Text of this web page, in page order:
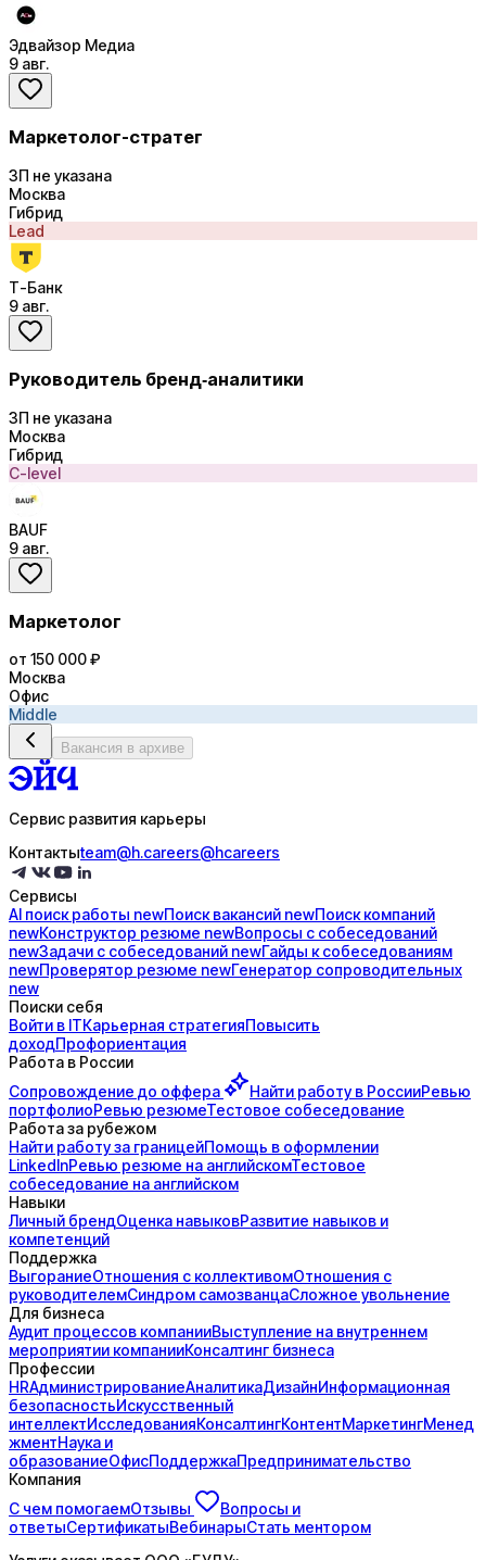
Эдвайзор Медиа
9 авг.
Маркетолог-стратег
ЗП не указана
Москва
Гибрид
Lead
Т-Банк
9 авг.
Руководитель бренд‑аналитики
ЗП не указана
Москва
Гибрид
C-level
BAUF
9 авг.
Маркетолог
от 150 000 ₽
Москва
Офис
Middle
Вакансия в архиве
Сервис развития карьеры
Контактыteam@h.careers@hcareers
Сервисы
AI поискработы newПоисквакансий newПоисккомпаний
newКонструктор резюме newВопросы с собеседований
newЗадачи с собеседований newГайды ксобеседованиям
newПроверятор резюме newГенератор сопроводительных
new
Поиски себя
Войти в ITКарьерная стратегияПовысить
доходПрофориентация
Работа в России
Сопровождение до оффера Найти работу в РоссииРевью
портфолиоРевью резюмеТестовое собеседование
Работа за рубежом
Найти работу за границейПомощь в оформлении
LinkedInРевью резюме на английскомТестовое
собеседование на английском
Навыки
Личный брендОценка навыковРазвитие навыков и
компетенций
Поддержка
ВыгораниеОтношения с коллективомОтношения с
руководителемСиндром самозванцаСложное увольнение
Для бизнеса
Аудит процессов компанииВыступление на внутреннем
мероприятии компанииКонсалтинг бизнеса
Профессии
HRАдминистрированиеАналитикаДизайнИнформационная
безопасностьИскусственный
интеллектИсследованияКонсалтингКонтентМаркетингМенед
жментНаука и
образованиеОфисПоддержкаПредпринимательство
Компания
С чем помогаемОтзывы
Вопросы и
ответыСертификатыВебинарыСтать ментором